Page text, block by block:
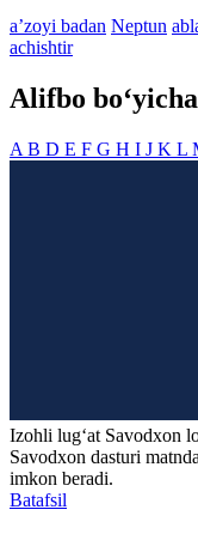
aʼzoyi badan Neptun
achishtir
Alifbo bo‘yicha
A B D E F G H I J K L
Izohli lugʻat Savodxon
Savodxon dasturi
imkon beradi.
Batafsil